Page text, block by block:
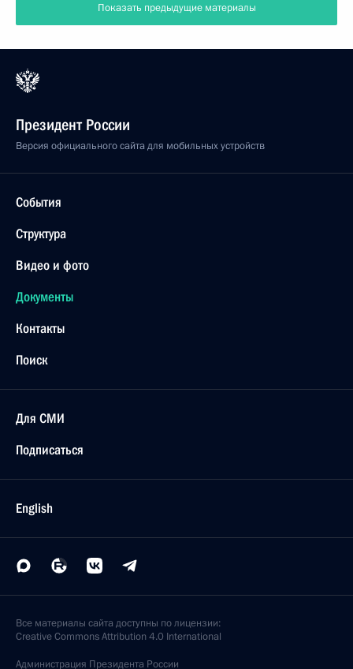
Показать предыдущие материалы
Президент России
Версия официального сайта для мобильных устройств
События
Структура
Видео и фото
Документы
Контакты
Поиск
Для СМИ
Подписаться
English
Все материалы сайта доступны по лицензии:
Creative Commons Attribution 4.0 International
Администрация Президента России